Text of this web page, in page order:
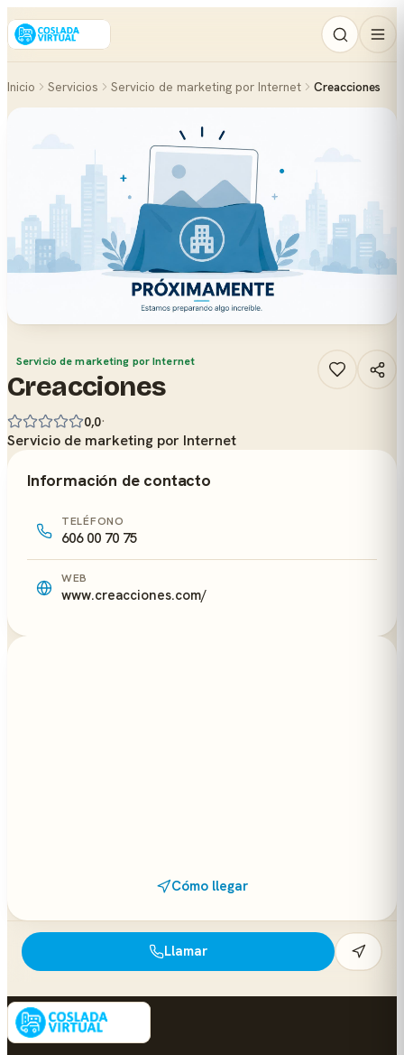
Inicio Servicios Servicio de marketing por Internet Creacciones
Servicio de marketing por Internet
Creacciones
0,0·
Servicio de marketing por Internet
Información de contacto
TELÉFONO
606 00 70 75
WEB
www.creacciones.com/
Cómo llegar
Llamar